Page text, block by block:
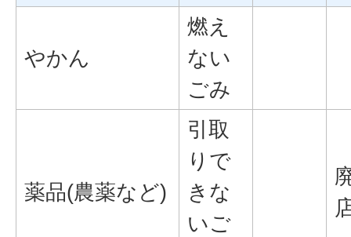
やかん
燃え
ない
ごみ
薬品(農薬など)
引取
りで
きな
いご